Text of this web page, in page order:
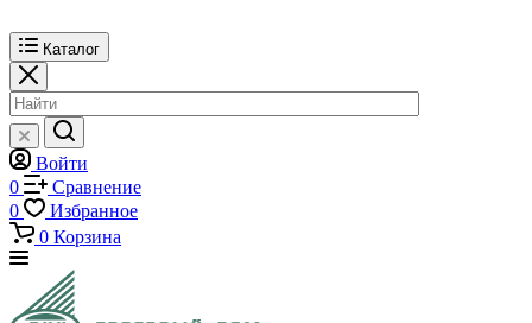
Каталог
Войти
0
Сравнение
0
Избранное
0 Корзина